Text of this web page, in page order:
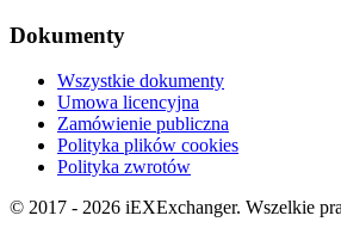
Dokumenty
Wszystkie dokumenty
Umowa licencyjna
Zamówienie publiczna
Polityka plików cookies
Polityka zwrotów
© 2017 - 2026 iEXExchanger. Wszelkie